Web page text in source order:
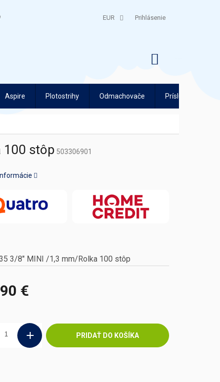
EUR Prihlásenie
Aspire Plotostrihy Odmachovače Príslušenstvo
100 stôp 503306901
€
PRIDAŤ DO KOŠÍKA
3/8" MINI /1,3 mm/Rolka 100 stôp